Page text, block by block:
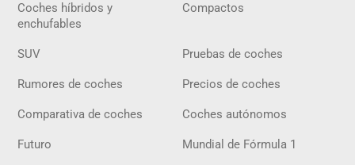
Coches híbridos y
enchufables
Compactos
SUV Pruebas de coches
Rumores de coches Precios de coches
Comparativa de coches Coches autónomos
Futuro Mundial de Fórmula 1